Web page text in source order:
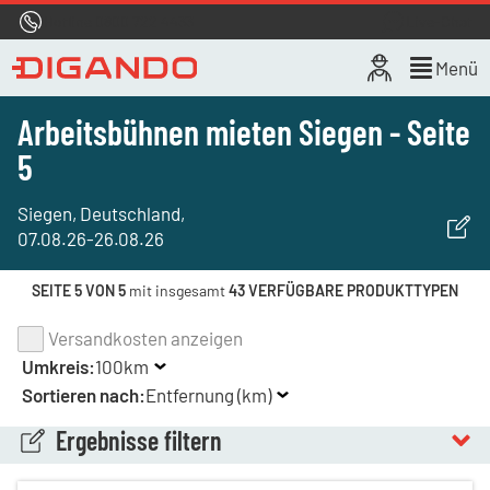
Menü
Arbeitsbühnen mieten Siegen - Seite
5
Siegen, Deutschland,
07.08.26-26.08.26
SEITE 5 VON 5mit insgesamt43 VERFÜGBARE PRODUKTTYPEN
Ergebnisse filtern
Versandkosten anzeigen
Umkreis:100km
Sortieren nach:Entfernung (km)